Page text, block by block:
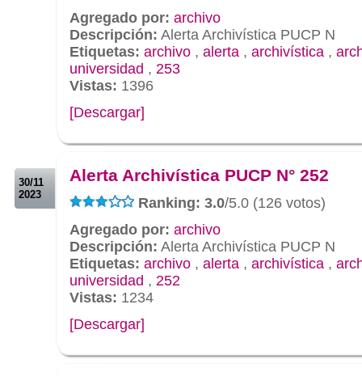
Agregado por: archivo
Descripción: Alerta Archivística PUCP N
Etiquetas: archivo , alerta , archivística ,
universidad , 253
Vistas: 1396
[Descargar]
30/11
2023
Alerta Archivística PUCP N° 252
Ranking: 3.0/5.0 (126 votos)
Agregado por: archivo
Descripción: Alerta Archivística PUCP N
Etiquetas: archivo , alerta , archivística ,
universidad , 252
Vistas: 1234
[Descargar]